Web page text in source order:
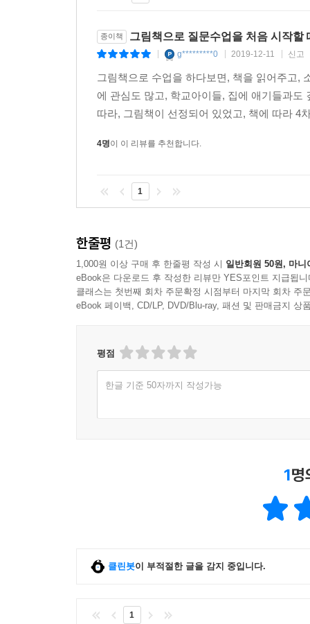
· 뉴스나 이야기로만 듣고 지나쳤던 동물 학대를
등 많은 주제로 보니 슬프기도 했어요. 사람들의
종이책 그림책으로 질문수업을 처음 시작할
g*********0 2019-12-11 신고
그림책으로 수업을 하다보면, 책을 읽어주고,
에 관심도 많고, 학교아이들, 집에 애기들과
따라, 그림책이 선정되어 있었고, 책에 따라 4
4명이 이 리뷰를 추천합니다.
1
한줄평 (1건)
1,000원 이상 구매 후 한줄평 작성 시 일반회원 50원, 마니
eBook은 다운로드 후 작성한 리뷰만 YES포인트 지급됩니
클래스는 첫번째 회차 주문확정 시점부터 마지막 회차 주
eBook 페이백, CD/LP, DVD/Blu-ray, 패션 및 판매금지 상
평점
한글 기준 50자까지 작성가능
1명
클린봇이 부적절한 글을 감지 중입니다.
1